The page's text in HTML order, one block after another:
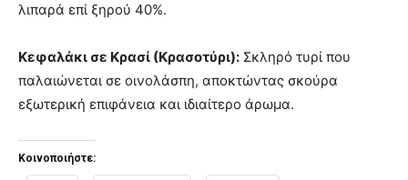
λιπαρά επί ξηρού 40%.
Κεφαλάκι σε Κρασί (Κρασοτύρι): Σκληρό τυρί που
παλαιώνεται σε οινολάσπη, αποκτώντας σκούρα
εξωτερική επιφάνεια και ιδιαίτερο άρωμα.
Κοινοποιήστε: